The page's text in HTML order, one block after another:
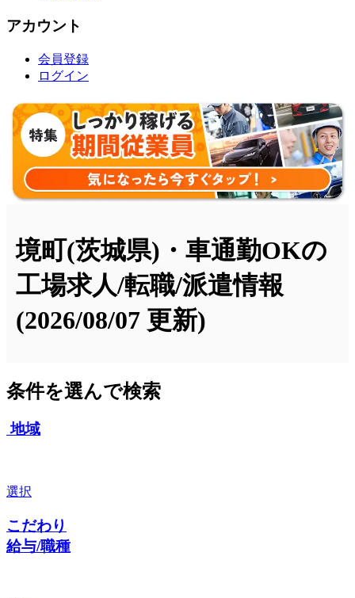
アカウント
会員登録
ログイン
境町(茨城県)・車通勤OKの
工場求人/転職/派遣情報
(2026/08/07 更新)
条件を選んで検索
地域
選択
こだわり
給与/職種